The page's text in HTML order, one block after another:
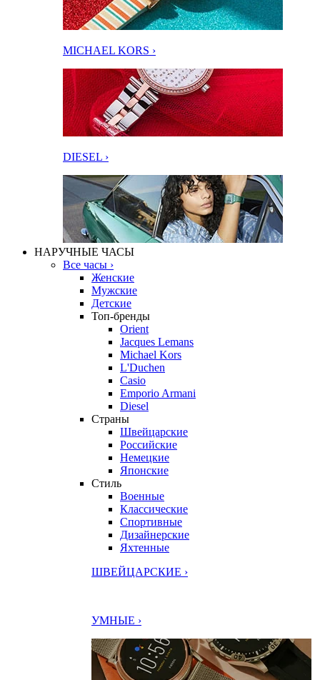
MICHAEL KORS ›
DIESEL ›
НАРУЧНЫЕ ЧАСЫ
Все часы ›
Женские
Мужские
Детские
Топ-бренды
Orient
Jacques Lemans
Michael Kors
L'Duchen
Casio
Emporio Armani
Diesel
Страны
Швейцарские
Российские
Немецкие
Японские
Стиль
Военные
Классические
Спортивные
Дизайнерские
Яхтенные
ШВЕЙЦАРСКИЕ ›
УМНЫЕ ›